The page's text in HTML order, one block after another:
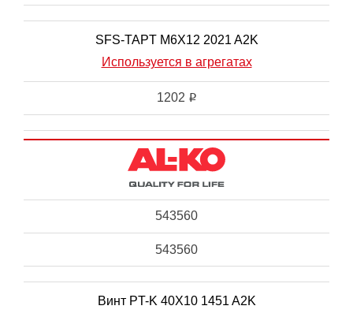
SFS-TAPT M6X12 2021 A2K
Используется в агрегатах
1202 i
543560
543560
Винт PT-K 40X10 1451 A2K